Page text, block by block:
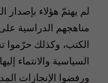
لم يهتمّ هؤلاء بإصدار
مناهجهم الدراسية
الكتب، وكذلك حرّموا
السياسية والانتماء
ورفضوا الإنجازات